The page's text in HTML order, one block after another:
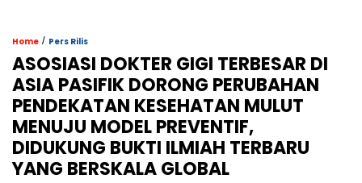
Home / Pers Rilis
ASOSIASI DOKTER GIGI TERBESAR DI
ASIA PASIFIK DORONG PERUBAHAN
PENDEKATAN KESEHATAN MULUT
MENUJU MODEL PREVENTIF,
DIDUKUNG BUKTI ILMIAH TERBARU
YANG BERSKALA GLOBAL